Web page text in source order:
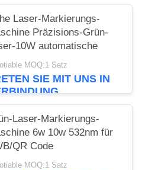
Laser-Markierungs-
Präzisions-Grün-
10W automatische
MOQ:1 Satz
SIE MIT UNS IN
Laser-Markierungs-
6w 10w 532nm für
QR Code
MOQ:1 Satz